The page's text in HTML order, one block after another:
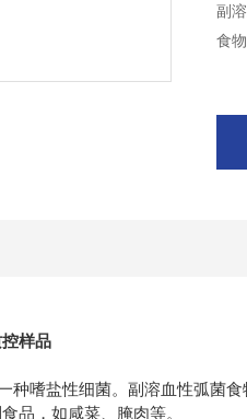
副
食
样品
种嗜盐性细菌。副溶血性弧菌
品，如咸菜、腌肉等。